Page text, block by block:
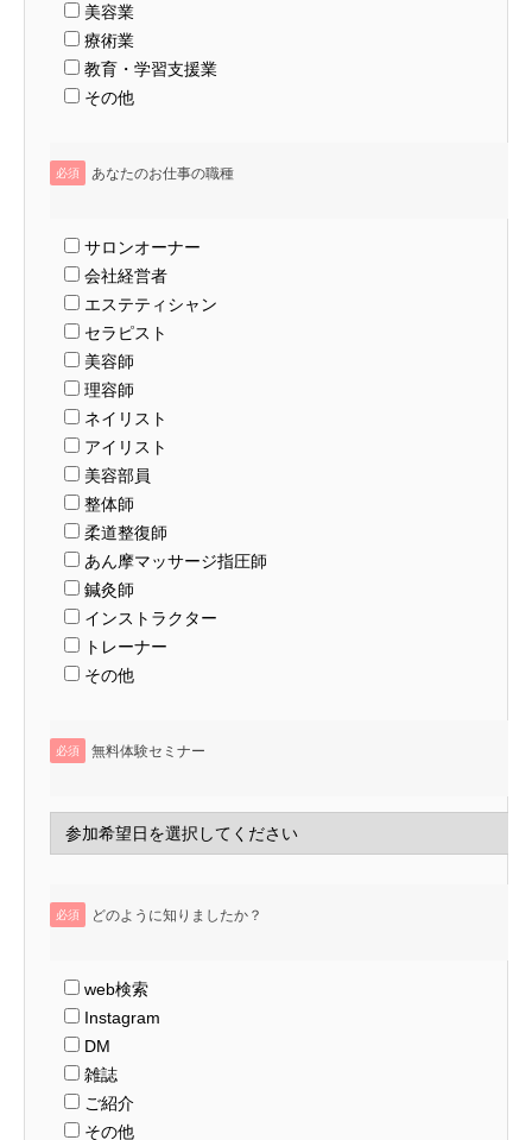
美容業
療術業
教育・学習支援業
その他
必須 あなたのお仕事の職種
サロンオーナー
会社経営者
エステティシャン
セラピスト
美容師
理容師
ネイリスト
アイリスト
美容部員
整体師
柔道整復師
あん摩マッサージ指圧師
鍼灸師
インストラクター
トレーナー
その他
必須 無料体験セミナー
必須 どのように知りましたか？
web検索
Instagram
DM
雑誌
ご紹介
その他